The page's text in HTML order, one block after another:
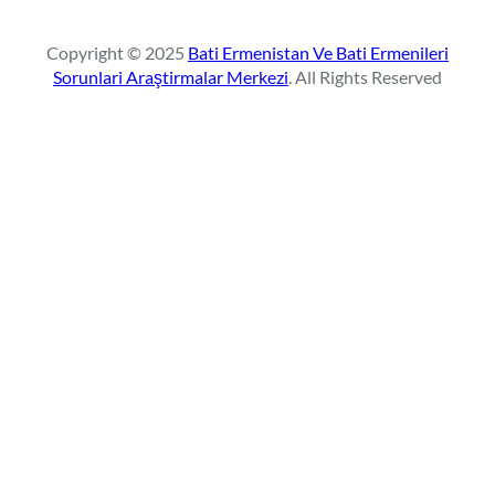
c
h
Copyright © 2025 Bati Ermenistan Ve Bati Ermenileri
Sorunlari Araştirmalar Merkezi. All Rights Reserved